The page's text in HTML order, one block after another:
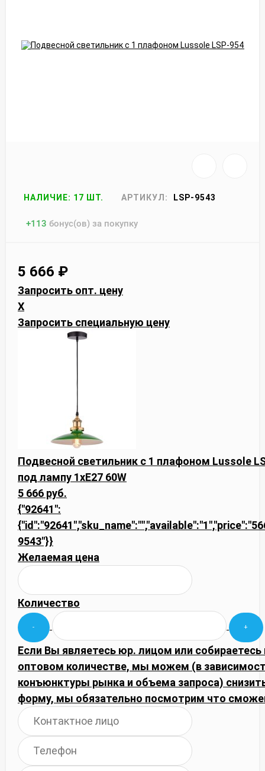
НАЛИЧИЕ: 17 ШТ. АРТИКУЛ: LSP-9543
+113 бонус(ов) за покупку
5 666 ₽
Запросить опт. цену
X
Запросить специальную цену
Подвесной светильник с 1 плафоном Lussole
под лампу 1xE27 60W
5 666 руб.
{"92641":
9543"}}
Желаемая цена
Количество
Если Вы являетесь юр. лицом или собираетесь
оптовом количестве, мы можем (в
конъюнктуры рынка и объема запроса)
форму, мы обязательно посмотрим что